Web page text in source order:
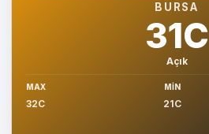
BURSA
31C
Açık
MAX
32C
MIN
21C